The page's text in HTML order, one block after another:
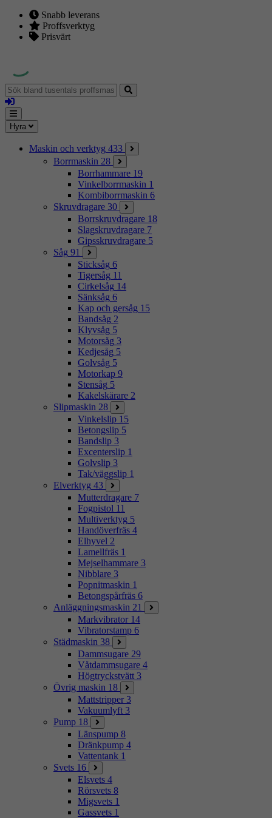
Snabb leverans
Proffsverktyg
Prisvärt
Sök
bland
tusentals
proffsmaskiner
Logga
in
Mina
sidor
Meny
Hyra
Maskin och verktyg 433
Borrmaskin 28
Borrhammare 19
Vinkelborrmaskin 1
Kombiborrmaskin 6
Skruvdragare 30
Borrskruvdragare 18
Slagskruvdragare 7
Gipsskruvdragare 5
Såg 91
Sticksåg 6
Tigersåg 11
Cirkelsåg 14
Sänksåg 6
Kap och gersåg 15
Bandsåg 2
Klyvsåg 5
Motorsåg 3
Kedjesåg 5
Golvsåg 5
Motorkap 9
Stensåg 5
Kakelskärare 2
Slipmaskin 28
Vinkelslip 15
Betongslip 5
Bandslip 3
Excenterslip 1
Golvslip 3
Tak/väggslip 1
Elverktyg 43
Mutterdragare 7
Fogpistol 11
Multiverktyg 5
Handöverfräs 4
Elhyvel 2
Lamellfräs 1
Mejselhammare 3
Nibblare 3
Popnitmaskin 1
Betongspårfräs 6
Anläggningsmaskin 21
Markvibrator 14
Vibratorstamp 6
Städmaskin 38
Dammsugare 29
Våtdammsugare 4
Högtryckstvätt 3
Övrig maskin 18
Mattstripper 3
Vakuumlyft 3
Pump 18
Länspump 8
Dränkpump 4
Vattentank 1
Svets 16
Elsvets 4
Rörsvets 8
Migsvets 1
Gassvets 1